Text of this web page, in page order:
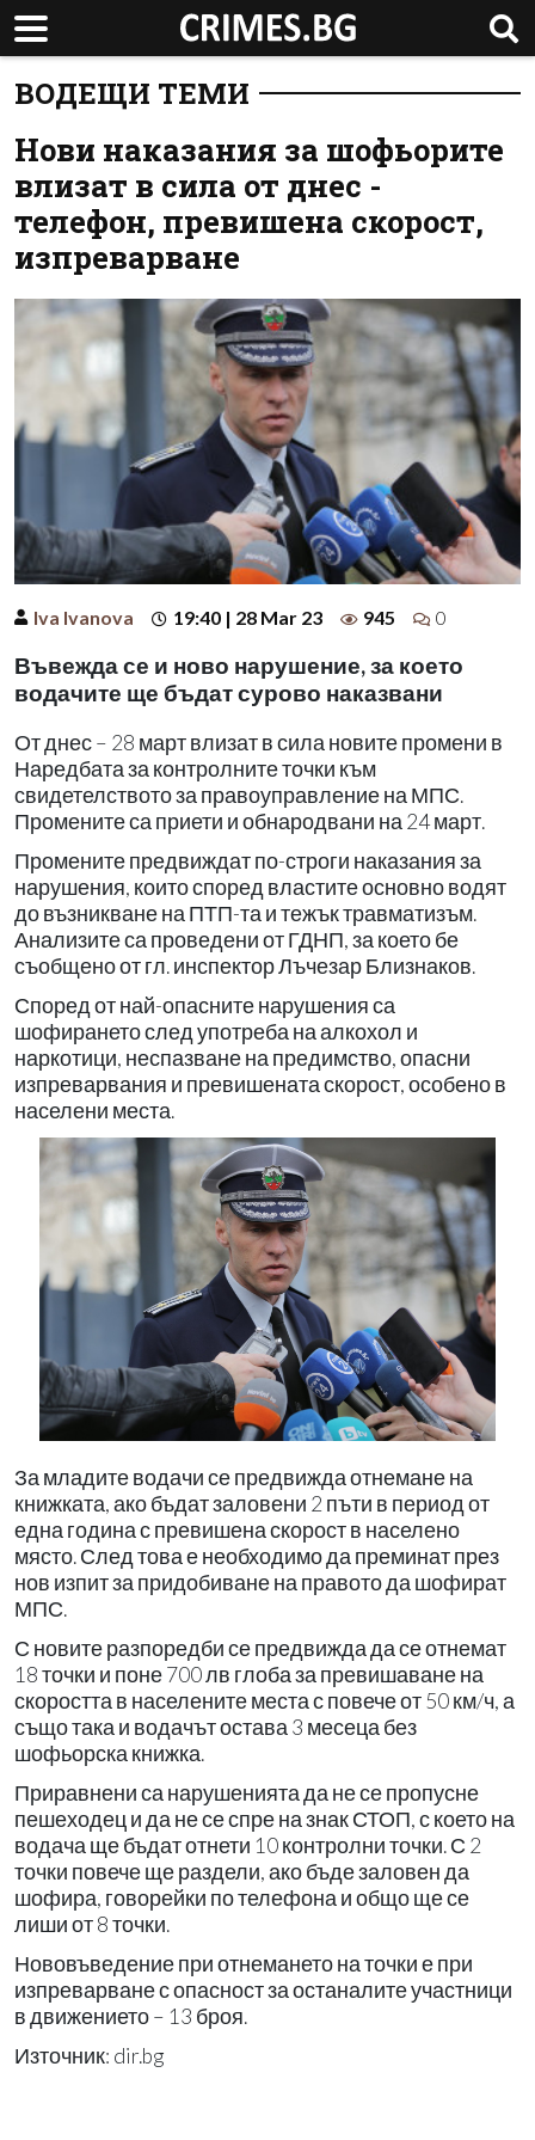
ВОДЕЩИ ТЕМИ
Нови наказания за шофьорите
влизат в сила от днес -
телефон, превишена скорост,
изпреварване
Iva Ivanova 19:40 | 28 Mar 23 945 0
Въвежда се и ново нарушение, за което
водачите ще бъдат сурово наказвани
От днес – 28 март влизат в сила новите промени в
Наредбата за контролните точки към
свидетелството за правоуправление на МПС.
Промените са приети и обнародвани на 24 март.
Промените предвиждат по-строги наказания за
нарушения, които според властите основно водят
до възникване на ПТП-та и тежък травматизъм.
Анализите са проведени от ГДНП, за което бе
съобщено от гл. инспектор Лъчезар Близнаков.
Според от най-опасните нарушения са
шофирането след употреба на алкохол и
наркотици, неспазване на предимство, опасни
изпреварвания и превишената скорост, особено в
населени места.
За младите водачи се предвижда отнемане на
книжката, ако бъдат заловени 2 пъти в период от
една година с превишена скорост в населено
място. След това е необходимо да преминат през
нов изпит за придобиване на правото да шофират
МПС.
С новите разпоредби се предвижда да се отнемат
18 точки и поне 700 лв глоба за превишаване на
скоростта в населените места с повече от 50 км/ч, а
също така и водачът остава 3 месеца без
шофьорска книжка.
Приравнени са нарушенията да не се пропусне
пешеходец и да не се спре на знак СТОП, с което на
водача ще бъдат отнети 10 контролни точки. С 2
точки повече ще раздели, ако бъде заловен да
шофира, говорейки по телефона и общо ще се
лиши от 8 точки.
Нововъведение при отнемането на точки е при
изпреварване с опасност за останалите участници
в движението – 13 броя.
Източник: dir.bg